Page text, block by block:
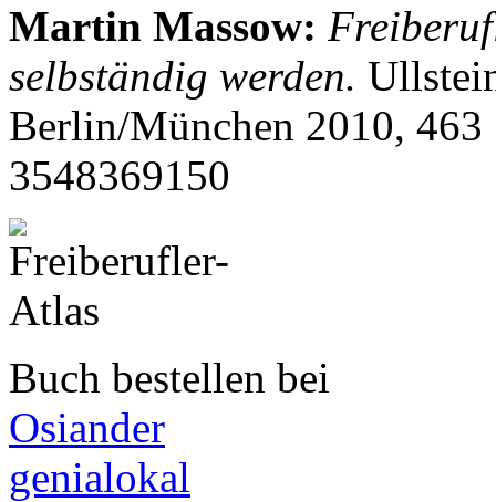
Martin Massow:
selbständig werden.
Berlin/München 2010,
3548369150
Buch bestellen bei
Osiander
genialokal